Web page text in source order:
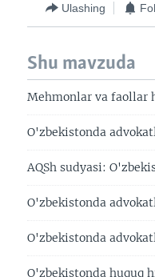
Ulashing
Shu mavzuda
Mehmonlar va faollar
O'zbekistonda
AQSh sudyasi:
O'zbekistonda
O'zbekistonda
O'zbekistonda huquq